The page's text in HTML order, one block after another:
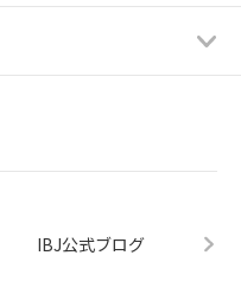
IBJ公式ブログ